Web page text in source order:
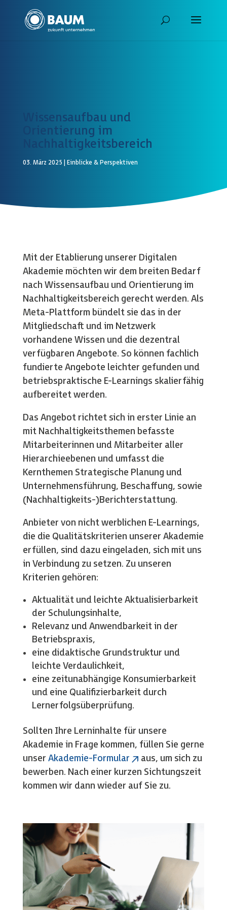
Wissensaufbau und
Orientierung im
Nachhaltigkeitsbereich
03. März 2025 Einblicke & Perspektiven
Mit der Etablierung unserer Digitalen
Akademie möchten wir dem breiten Bedarf
nach Wissensaufbau und Orientierung im
Nachhaltigkeitsbereich gerecht werden. Als
Meta-Plattform bündelt sie das in der
Mitgliedschaft und im Netzwerk
vorhandene Wissen und die dezentral
verfügbaren Angebote. So können fachlich
fundierte Angebote leichter gefunden und
betriebspraktische E-Learnings skalierfähig
aufbereitet werden.
Das Angebot richtet sich in erster Linie an
mit Nachhaltigkeitsthemen befasste
Mitarbeiterinnen und Mitarbeiter aller
Hierarchieebenen und umfasst die
Kernthemen Strategische Planung und
Unternehmensführung, Beschaffung, sowie
(Nachhaltigkeits-)Berichterstattung.
Anbieter von nicht werblichen E-Learnings,
die die Qualitätskriterien unserer Akademie
erfüllen, sind dazu eingeladen, sich mit uns
in Verbindung zu setzen. Zu unseren
Kriterien gehören:
Aktualität und leichte Aktualisierbarkeit
der Schulungsinhalte,
Relevanz und Anwendbarkeit in der
Betriebspraxis,
eine didaktische Grundstruktur und
leichte Verdaulichkeit,
eine zeitunabhängige Konsumierbarkeit
und eine Qualifizierbarkeit durch
Lernerfolgsüberprüfung.
Sollten Ihre Lerninhalte für unsere
Akademie in Frage kommen, füllen Sie gerne
unser Akademie-Formular
aus, um sich zu
bewerben. Nach einer kurzen Sichtungszeit
kommen wir dann wieder auf Sie zu.